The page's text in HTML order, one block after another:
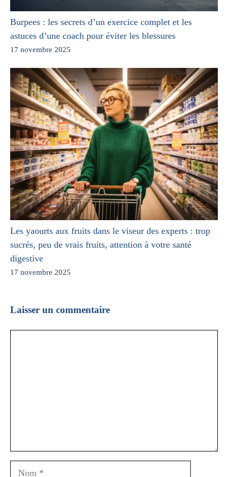
Burpees : les secrets d’un exercice complet et les
astuces d’une coach pour éviter les blessures
17 novembre 2025
Les yaourts aux fruits dans le viseur des experts : trop
sucrés, peu de vrais fruits, attention à votre santé
digestive
17 novembre 2025
Laisser un commentaire